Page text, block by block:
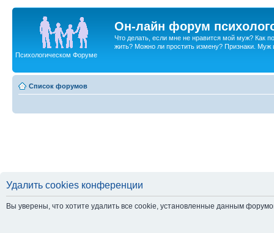
Он-лайн форум
Что делать, если мне не нравится мой муж? Как
жить? Можно ли простить измену? Признаки. Муж
Психологическом Форуме
Список форумов
Удалить cookies конференции
Вы уверены, что хотите удалить все cookie, установленные данным